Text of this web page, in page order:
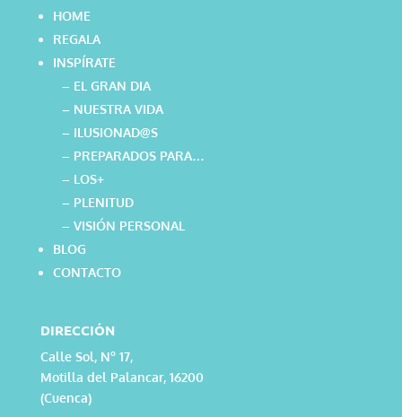
HOME
REGALA
INSPÍRATE
– EL GRAN DIA
– NUESTRA VIDA
– ILUSIONAD@S
– PREPARADOS PARA…
– LOS+
– PLENITUD
– VISIÓN PERSONAL
BLOG
CONTACTO
DIRECCIÓN
Calle Sol, Nº 17,
Motilla del Palancar, 16200
(Cuenca)